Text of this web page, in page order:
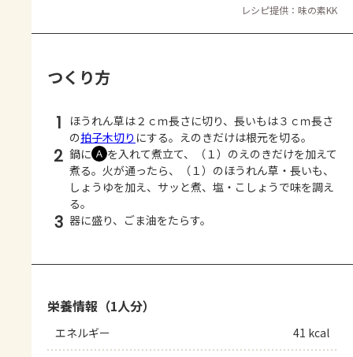
レシピ提供：味の素KK
つくり方
1
ほうれん草は２ｃｍ長さに切り、長いもは３ｃｍ長さ
の拍子木切り にする。えのきだけは根元を切る。
2 鍋に Ａ を入れて煮立て、（１）のえのきだけを加えて
煮る。火が通ったら、（１）のほうれん草・長いも、
しょうゆを加え、サッと煮、塩・こしょうで味を調え
る。
3 器に盛り、ごま油をたらす。
栄養情報（1人分）
エネルギー 41 kcal